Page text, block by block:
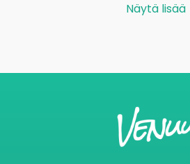
Näytä lisää